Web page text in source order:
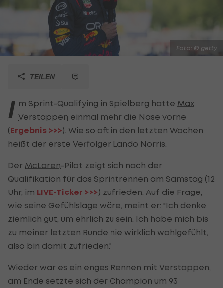
Foto: © getty
TEILEN
I m Sprint-Qualifying in Spielberg hatte Max
Verstappen einmal mehr die Nase vorne
(Ergebnis >>>). Wie so oft in den letzten Wochen
heißt der erste Verfolger Lando Norris.
Der McLaren-Pilot zeigt sich nach der
Qualifikation für das Sprintrennen am Samstag (12
Uhr, im LIVE-Ticker >>>) zufrieden. Auf die Frage,
wie seine Gefühlslage wäre, meint er: "Ich denke
ziemlich gut, um ehrlich zu sein. Ich habe mich bis
zu meiner letzten Runde nie wirklich wohlgefühlt,
also bin damit zufrieden."
Wieder war es ein enges Rennen mit Verstappen,
am Ende setzte sich der Champion um 93